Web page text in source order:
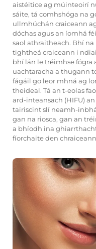
aistéitice ag múinteoirí
sáite, tá comhshóga na
ullmhúchán craiceann
dóchas agus an íomhá
saol athraitheach. Bhí
tightheá craiceann i
bhí lán le tréimhse fógra
uachtaracha a thugann
fágáil go leor mhná ag
theideal. Tá an t-eolas
ard-inteansach (HIFU)
tairiscint slí neamh-
gan na riosca, gan an
a bhíodh ina
fíorchaite den